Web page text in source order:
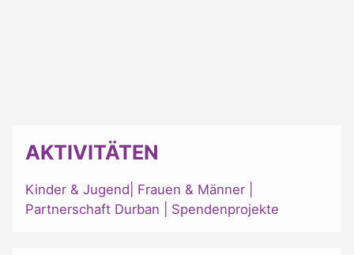
AKTIVITÄTEN
Kinder & Jugend Frauen & Männer
Partnerschaft Durban
Spendenprojekte